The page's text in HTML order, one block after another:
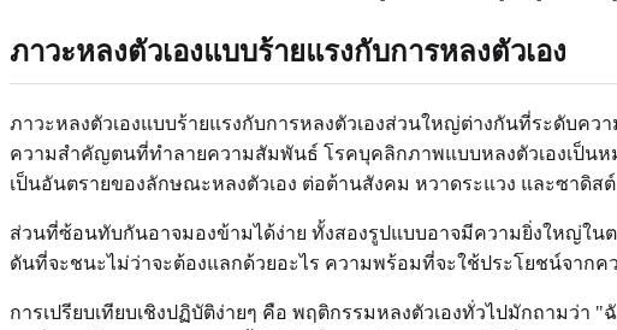
ภาวะหลงตัวเองแบบร้ายแรงกับการหลงตัวเอง
ภาวะหลงตัวเองแบบร้ายแรงกับการหลงตัวเองส่วนใหญ่ต่างกันที่ระดับค
ความสำคัญตนที่ทำลายความสัมพันธ์ โรคบุคลิกภาพแบบหลงตัวเองเป็นห
เป็นอันตรายของลักษณะหลงตัวเอง ต่อต้านสังคม หวาดระแวง และซาดิสต์
ส่วนที่ซ้อนทับกันอาจมองข้ามได้ง่าย ทั้งสองรูปแบบอาจมีความยิ่งใหญ่ใน
ดันที่จะชนะไม่ว่าจะต้องแลกด้วยอะไร ความพร้อมที่จะใช้ประโยชน์จา
การเปรียบเทียบเชิงปฏิบัติง่ายๆ คือ พฤติกรรมหลงตัวเองทั่วไปมักถามว่